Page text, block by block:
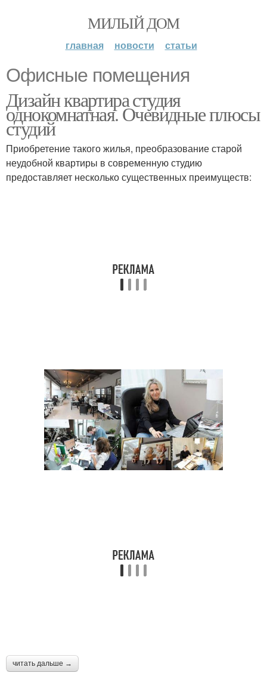
МИЛЫЙ ДОМ
главная новости статьи
Офисные помещения
Дизайн квартира студия
однокомнатная. Очевидные плюсы
студий
Приобретение такого жилья, преобразование старой
неудобной квартиры в современную студию
предоставляет несколько существенных преимуществ:
читать дальше →